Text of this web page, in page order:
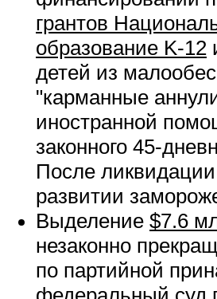
грантов
образование K-12
детей из
"карманные
иностранной
законного 45-
После
развитии
Выделение $7.6
незаконно
по партийной